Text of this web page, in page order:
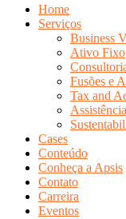
Home
Serviços
Business
Ativo Fixo
Fusões e
Tax and
Cases
Conteúdo
Conheça a Apsis
Contato
Carreira
Eventos